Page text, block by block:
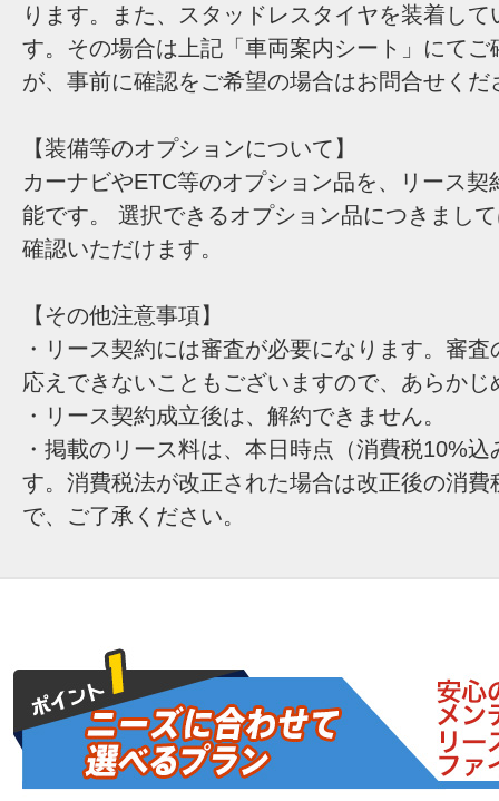
ります。また、スタッドレスタイヤを装着し
す。その場合は上記「車両案内シート」にてご
が、事前に確認をご希望の場合はお問合せくだ
【装備等のオプションについて】
カーナビやETC等のオプション品を、リース契
能です。 選択できるオプション品につきまし
確認いただけます。
【その他注意事項】
・リース契約には審査が必要になります。審
応えできないこともございますので、あらか
・リース契約成立後は、解約できません。
・掲載のリース料は、本日時点（消費税10%
す。消費税法が改正された場合は改正後の消費
で、ご了承ください。